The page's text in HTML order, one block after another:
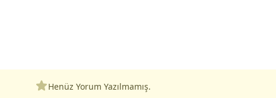
Henüz Yorum Yazılmamış.